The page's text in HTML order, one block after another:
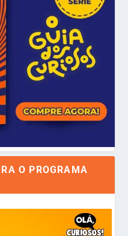
O PROGRAMA